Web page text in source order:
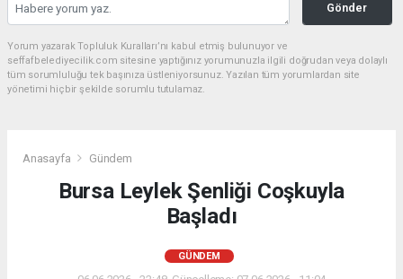
Gönder
Yorum yazarak Topluluk Kuralları’nı kabul etmiş bulunuyor ve
seffafbelediyecilik.com sitesine yaptığınız yorumunuzla ilgili doğrudan veya dolaylı
tüm sorumluluğu tek başınıza üstleniyorsunuz. Yazılan tüm yorumlardan site
yönetimi hiçbir şekilde sorumlu tutulamaz.
Anasayfa Gündem
Bursa Leylek Şenliği Coşkuyla
Başladı
GÜNDEM